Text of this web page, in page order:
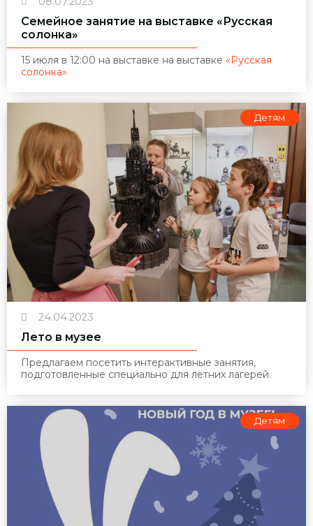
Семейное занятие на выставке «Русская
солонка»
15 июля в 12:00 на выставке на выставке «Русская
солонка»
Детям
24.04.2023
Лето в музее
Предлагаем посетить интерактивные занятия,
подготовленные специально для летних лагерей.
Детям